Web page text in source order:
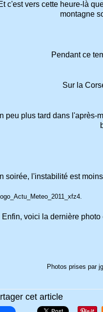
c'est vers cette heure-là
montagne
Pendant ce
Sur la
peu plus tard dans l'après-
soirée, l'instabilité est
Enfin, voici la dernière
Photos prises par
cet article